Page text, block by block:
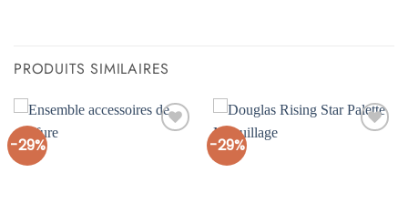
PRODUITS SIMILAIRES
-29% -29%